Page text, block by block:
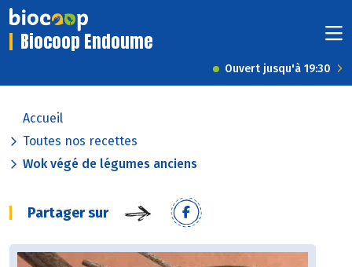
Biocoop Endoume
Ouvert jusqu'à 19:30
Accueil
Toutes nos recettes
Wok végé de légumes anciens
Partager sur